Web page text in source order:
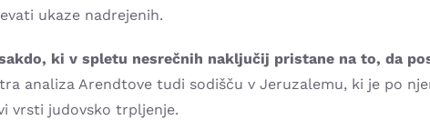
ukaze nadrejenih.
ki v spletu nesrečnih naključij pristane na to, da
analiza Arendtove tudi sodišču v Jeruzalemu, ki je po
vrsti judovsko trpljenje.